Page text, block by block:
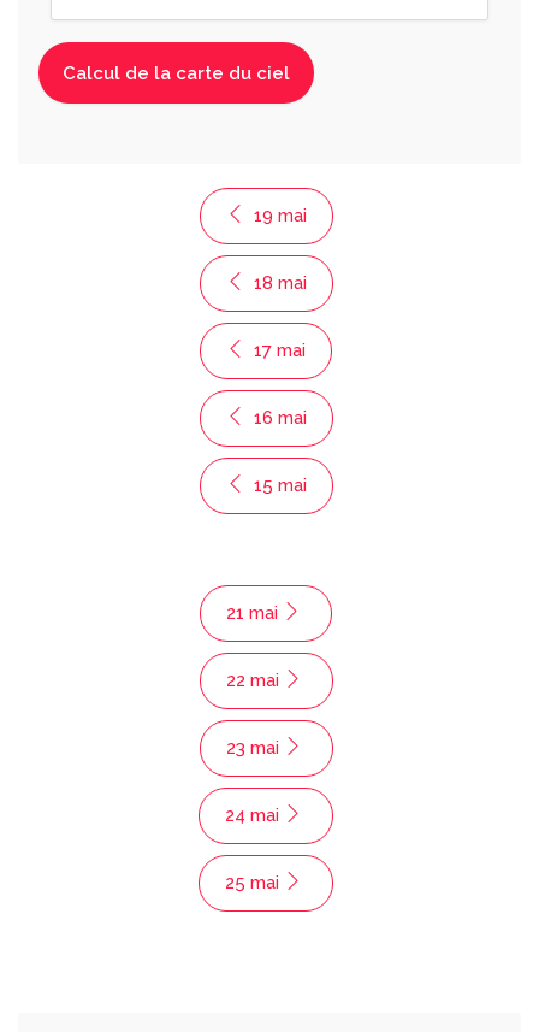
19 mai
18 mai
17 mai
16 mai
15 mai
21 mai
22 mai
23 mai
24 mai
25 mai